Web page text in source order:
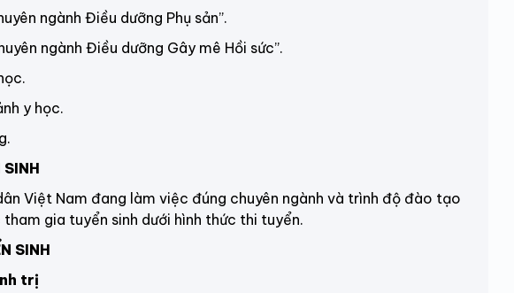
ngành Điều dưỡng Phụ sản”.
ngành Điều dưỡng Gây mê Hồi sức”.
y học.
Nam đang làm việc đúng chuyên ngành và trình độ đào tạo
gia tuyển sinh dưới hình thức thi tuyển.
SINH
trị